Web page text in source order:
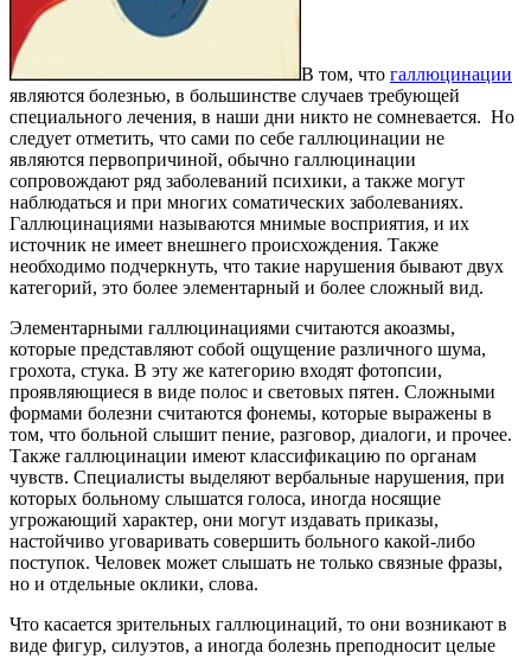
В том, что галлюцинации
являются болезнью, в большинстве случаев требующей
специального лечения, в наши дни никто не сомневается. Но
следует отметить, что сами по себе галлюцинации не
являются первопричиной, обычно галлюцинации
сопровождают ряд заболеваний психики, а также могут
наблюдаться и при многих соматических заболеваниях.
Галлюцинациями называются мнимые восприятия, и их
источник не имеет внешнего происхождения. Также
необходимо подчеркнуть, что такие нарушения бывают двух
категорий, это более элементарный и более сложный вид.
Элементарными галлюцинациями считаются акоазмы,
которые представляют собой ощущение различного шума,
грохота, стука. В эту же категорию входят фотопсии,
проявляющиеся в виде полос и световых пятен. Сложными
формами болезни считаются фонемы, которые выражены в
том, что больной слышит пение, разговор, диалоги, и прочее.
Также галлюцинации имеют классификацию по органам
чувств. Специалисты выделяют вербальные нарушения, при
которых больному слышатся голоса, иногда носящие
угрожающий характер, они могут издавать приказы,
настойчиво уговаривать совершить больного какой-либо
поступок. Человек может слышать не только связные фразы,
но и отдельные оклики, слова.
Что касается зрительных галлюцинаций, то они возникают в
виде фигур, силуэтов, а иногда болезнь преподносит целые